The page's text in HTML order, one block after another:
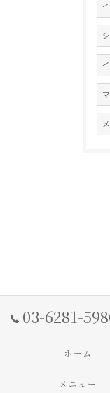
03-6281-
ホーム
メニュー